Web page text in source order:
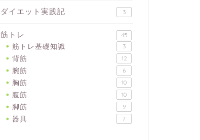
ダイエット実践記 3
筋トレ 45
筋トレ基礎知識 3
背筋 12
腕筋 6
胸筋 10
腹筋 10
脚筋 9
器具 7